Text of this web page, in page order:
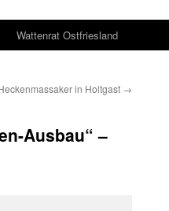
Wattenrat Ostfriesland
in Holtgast →
Ausbau“ –